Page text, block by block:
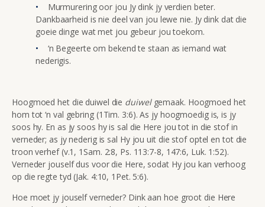
Murmurering oor jou Jy dink jy verdien beter.
Dankbaarheid is nie deel van jou lewe nie. Jy dink dat die
goeie dinge wat met jou gebeur jou toekom.
‘n Begeerte om bekend te staan as iemand wat
nederigis.
Hoogmoed het die duiwel die duiwel gemaak. Hoogmoed het
hom tot ‘n val gebring (1Tim. 3:6). As jy hoogmoedig is, is jy
soos hy. En as jy soos hy is sal die Here jou tot in die stof in
verneder; as jy nederig is sal Hy jou uit die stof optel en tot die
troon verhef (v.1, 1Sam. 2:8, Ps. 113:7-8, 147:6, Luk. 1:52).
Verneder jouself dus voor die Here, sodat Hy jou kan verhoog
op die regte tyd (Jak. 4:10, 1Pet. 5:6).
Hoe moet jy jouself verneder? Dink aan hoe groot die Here